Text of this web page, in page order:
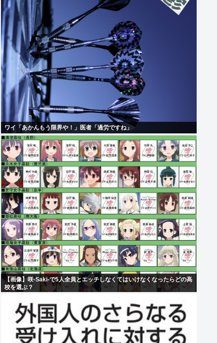
ワイ「あかんもう限界や！」医者「過労ですね」
【画像】咲-Saki-で5人全員とエッチしなくてはいけなくなったらどの高
校を選ぶ？